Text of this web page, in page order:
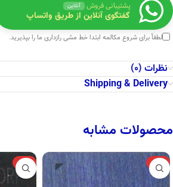
پشتیبانی فروش آنلاین
گفتگوی آنلاین از طریق واتساپ
لطفاً برای شروع مکالمه ابتداخط مشی رازداری ما را بپذیرید.
نظرات (0)
Shipping & Delivery
محصولات مشابه
-12%
-6%